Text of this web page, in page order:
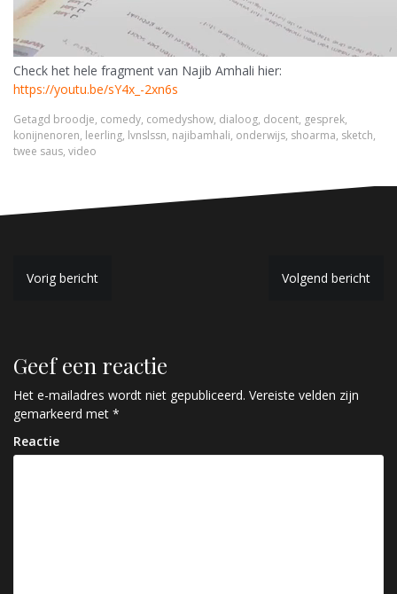
Check het hele fragment van Najib Amhali hier:
https://youtu.be/sY4x_-2xn6s
Getagd broodje, comedy, comedyshow, dialoog, docent, gesprek,
konijnenoren, leerling, lvnslssn, najibamhali, onderwijs, shoarma, sketch,
twee saus, video
B
i
c
h
t
Vorig bericht Volgend bericht
Geef een reactie
Het e-mailadres wordt niet gepubliceerd. Vereiste velden zijn
gemarkeerd met *
Reactie